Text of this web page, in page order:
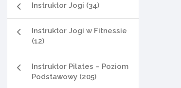
Instruktor Jogi (34)
Instruktor Jogi w Fitnessie
(12)
Instruktor Pilates – Poziom
Podstawowy (205)